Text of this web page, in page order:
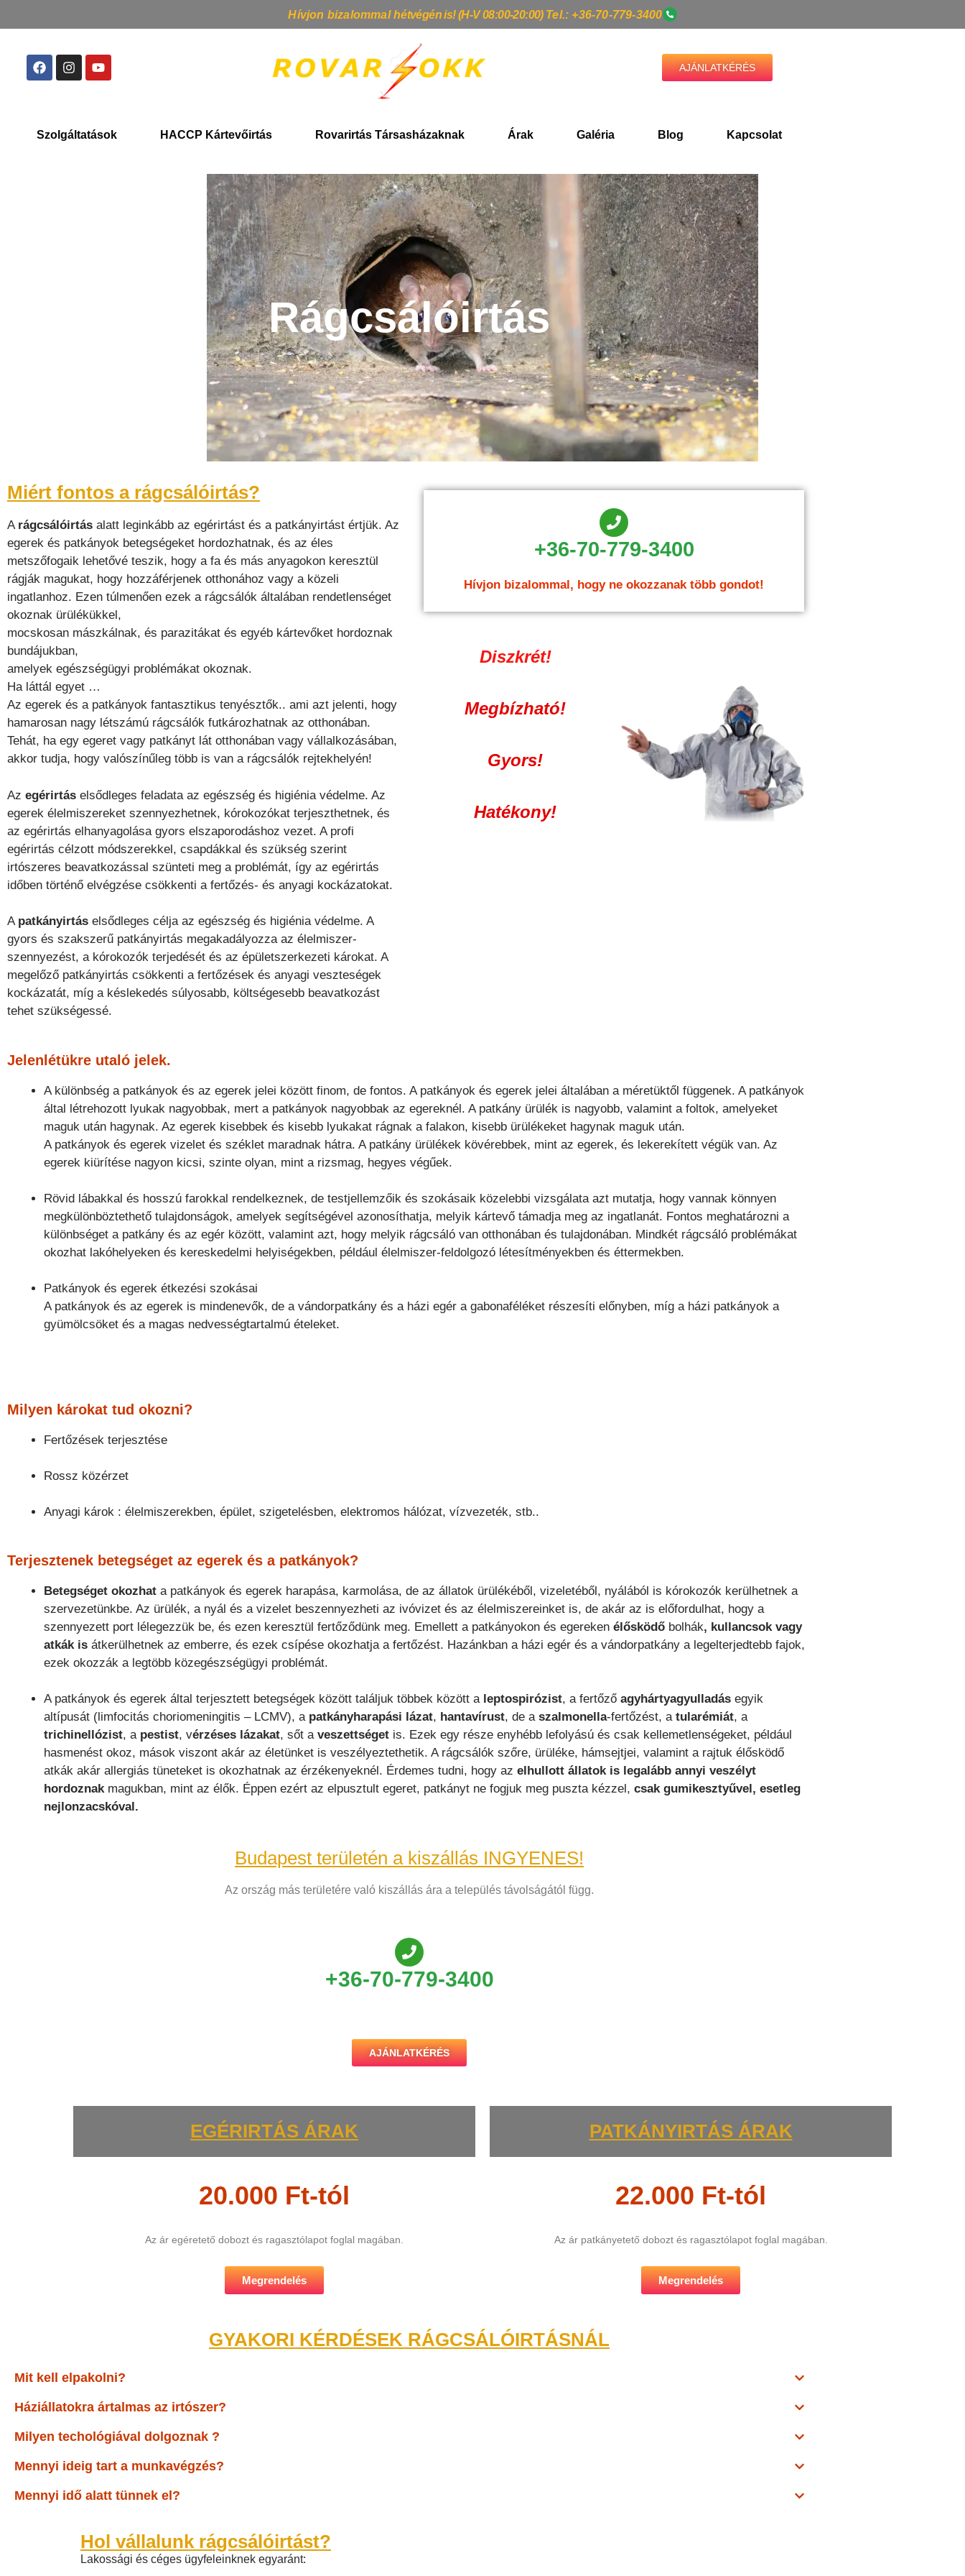
Hívjon bizalommal hétvégén is! (H-V 08:00-20:00) Tel.: +36-70-779-3400
AJÁNLATKÉRÉS
Szolgáltatások HACCP Kártevőirtás Rovarirtás Társasházaknak Árak Galéria Blog Kapcsolat
Rágcsálóirtás
Miért fontos a rágcsálóirtás?
A rágcsálóirtás alatt leginkább az egérirtást és a patkányirtást értjük. Az
egerek és patkányok betegségeket hordozhatnak, és az éles
metszőfogaik lehetővé teszik, hogy a fa és más anyagokon keresztül
rágják magukat, hogy hozzáférjenek otthonához vagy a közeli
ingatlanhoz. Ezen túlmenően ezek a rágcsálók általában rendetlenséget
okoznak ürülékükkel,
mocskosan mászkálnak, és parazitákat és egyéb kártevőket hordoznak
bundájukban,
amelyek egészségügyi problémákat okoznak.
Ha láttál egyet …
Az egerek és a patkányok fantasztikus tenyésztők.. ami azt jelenti, hogy
hamarosan nagy létszámú rágcsálók futkározhatnak az otthonában.
Tehát, ha egy egeret vagy patkányt lát otthonában vagy vállalkozásában,
akkor tudja, hogy valószínűleg több is van a rágcsálók rejtekhelyén!
Az egérirtás elsődleges feladata az egészség és higiénia védelme. Az
egerek élelmiszereket szennyezhetnek, kórokozókat terjeszthetnek, és
az egérirtás elhanyagolása gyors elszaporodáshoz vezet. A profi
egérirtás célzott módszerekkel, csapdákkal és szükség szerint
irtószeres beavatkozással szünteti meg a problémát, így az egérirtás
időben történő elvégzése csökkenti a fertőzés- és anyagi kockázatokat.
A patkányirtás elsődleges célja az egészség és higiénia védelme. A
gyors és szakszerű patkányirtás megakadályozza az élelmiszer-
szennyezést, a kórokozók terjedését és az épületszerkezeti károkat. A
megelőző patkányirtás csökkenti a fertőzések és anyagi veszteségek
kockázatát, míg a késlekedés súlyosabb, költségesebb beavatkozást
tehet szükségessé.
+36-70-779-3400
Hívjon bizalommal, hogy ne okozzanak több gondot!
Diszkrét!
Megbízható!
Gyors!
Hatékony!
Jelenlétükre utaló jelek.
A különbség a patkányok és az egerek jelei között finom, de fontos. A patkányok és egerek jelei általában a méretüktől függenek. A patkányok
által létrehozott lyukak nagyobbak, mert a patkányok nagyobbak az egereknél. A patkány ürülék is nagyobb, valamint a foltok, amelyeket
maguk után hagynak. Az egerek kisebbek és kisebb lyukakat rágnak a falakon, kisebb ürülékeket hagynak maguk után.
A patkányok és egerek vizelet és széklet maradnak hátra. A patkány ürülékek kövérebbek, mint az egerek, és lekerekített végük van. Az
egerek kiürítése nagyon kicsi, szinte olyan, mint a rizsmag, hegyes végűek.
Rövid lábakkal és hosszú farokkal rendelkeznek, de testjellemzőik és szokásaik közelebbi vizsgálata azt mutatja, hogy vannak könnyen
megkülönböztethető tulajdonságok, amelyek segítségével azonosíthatja, melyik kártevő támadja meg az ingatlanát. Fontos meghatározni a
különbséget a patkány és az egér között, valamint azt, hogy melyik rágcsáló van otthonában és tulajdonában. Mindkét rágcsáló problémákat
okozhat lakóhelyeken és kereskedelmi helyiségekben, például élelmiszer-feldolgozó létesítményekben és éttermekben.
Patkányok és egerek étkezési szokásai
A patkányok és az egerek is mindenevők, de a vándorpatkány és a házi egér a gabonaféléket részesíti előnyben, míg a házi patkányok a
gyümölcsöket és a magas nedvességtartalmú ételeket.
Milyen károkat tud okozni?
Fertőzések terjesztése
Rossz közérzet
Anyagi károk : élelmiszerekben, épület, szigetelésben, elektromos hálózat, vízvezeték, stb..
Terjesztenek betegséget az egerek és a patkányok?
Betegséget okozhat a patkányok és egerek harapása, karmolása, de az állatok ürülékéből, vizeletéből, nyálából is kórokozók kerülhetnek a
szervezetünkbe. Az ürülék, a nyál és a vizelet beszennyezheti az ivóvizet és az élelmiszereinket is, de akár az is előfordulhat, hogy a
szennyezett port lélegezzük be, és ezen keresztül fertőződünk meg. Emellett a patkányokon és egereken élősködő bolhák, kullancsok vagy
atkák is átkerülhetnek az emberre, és ezek csípése okozhatja a fertőzést. Hazánkban a házi egér és a vándorpatkány a legelterjedtebb fajok,
ezek okozzák a legtöbb közegészségügyi problémát.
A patkányok és egerek által terjesztett betegségek között találjuk többek között a leptospirózist, a fertőző agyhártyagyulladás egyik
altípusát (limfocitás choriomeningitis – LCMV), a patkányharapási lázat, hantavírust, de a szalmonella-fertőzést, atularémiát, a
trichinellózist, a pestist, vérzéses lázakat, sőt a veszettséget is. Ezek egy része enyhébb lefolyású és csak kellemetlenségeket, például
hasmenést okoz, mások viszont akár az életünket is veszélyeztethetik. A rágcsálók szőre, ürüléke, hámsejtjei, valamint a rajtuk élősködő
atkák akár allergiás tüneteket is okozhatnak az érzékenyeknél. Érdemes tudni, hogy az elhullott állatok is legalább annyi veszélyt
hordoznak magukban, mint az élők. Éppen ezért az elpusztult egeret, patkányt ne fogjuk meg puszta kézzel, csak gumikesztyűvel, esetleg
nejlonzacskóval.
Budapest területén a kiszállás INGYENES!
Az ország más területére való kiszállás ára a település távolságától függ.
+36-70-779-3400
AJÁNLATKÉRÉS
EGÉRIRTÁS ÁRAK
20.000 Ft-tól
Az ár egéretető dobozt és ragasztólapot foglal magában.
Megrendelés
PATKÁNYIRTÁS ÁRAK
22.000 Ft-tól
Az ár patkányetető dobozt és ragasztólapot foglal magában.
Megrendelés
GYAKORI KÉRDÉSEK RÁGCSÁLÓIRTÁSNÁL
Mit kell elpakolni?
Háziállatokra ártalmas az irtószer?
Milyen techológiával dolgoznak ?
Mennyi ideig tart a munkavégzés?
Mennyi idő alatt tünnek el?
Hol vállalunk rágcsálóirtást?
Lakossági és céges ügyfeleinknek egyaránt: